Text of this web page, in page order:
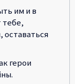
им и в
тебе,
оставаться
герои